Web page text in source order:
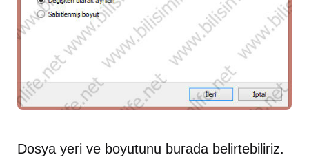
Dosya yeri ve boyutunu burada belirtebiliriz.